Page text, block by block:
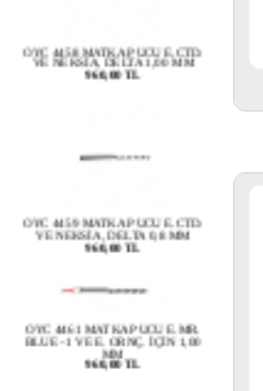
960,00 TL
960,00 TL
OYC 4461 MATKAP UCU E.MR.
MM
960,00 TL